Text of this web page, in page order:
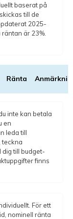
baserat på
till de
2025-
är 23%.
Ränta
inte kan betala
en
leda till
teckna
dig till budget-
finns
För ett
nominell ränta